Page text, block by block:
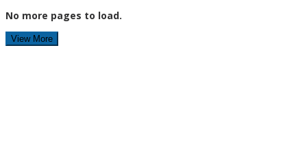
No more pages to load.
View More